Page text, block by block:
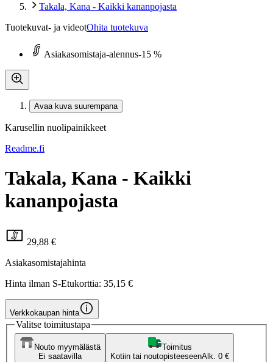
Takala, Kana - Kaikki kananpojasta
Tuotekuvat- ja videotOhita tuotekuva
Asiakasomistaja-alennus-15 %
Avaa kuva suurempana
Karusellin nuolipainikkeet
Readme.fi
Takala, Kana - Kaikki
kananpojasta
29,88 €
Asiakasomistajahinta
Hinta ilman S-Etukorttia: 35,15 €
Verkkokaupan hinta
Valitse toimitustapa
Nouto myymälästä
Ei saatavilla
Toimitus
Kotiin tai noutopisteeseenAlk. 0 €